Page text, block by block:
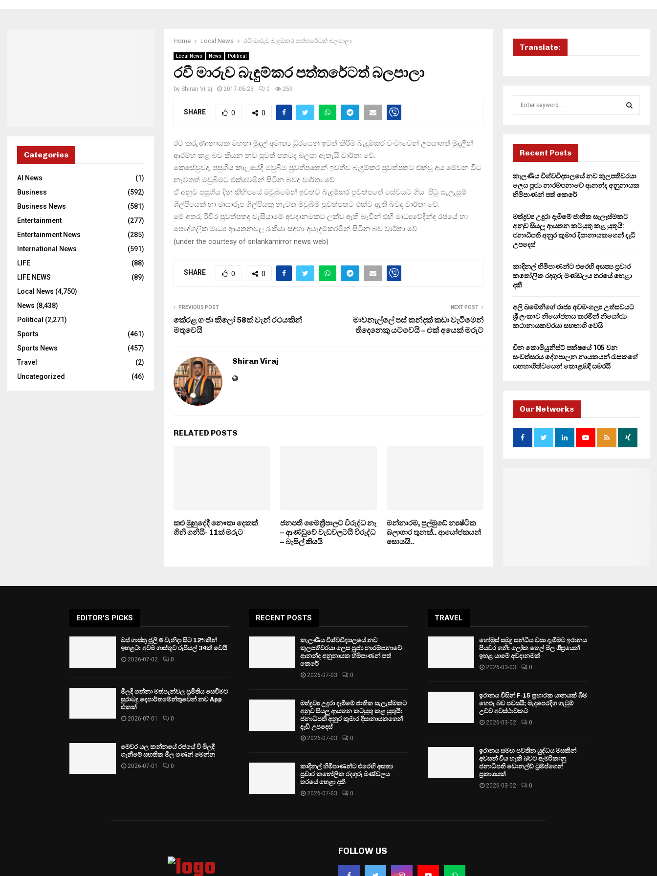
Home Local News රවී මාරුව බැඳුම්කර පත්තරේටත් බලපාලා
Local News News Political
රවී මාරුව බැඳුම්කර පත්තරේටත් බලපාලා
by Shiran Viraj 2017-05-23 0 259
SHARE 0 0
රවී කරුණානායක මහතා මුදල් අමාත්‍ය ධූරයෙන් ඉවත් කිරීම බැඳුම්කර වංචාවෙන් උපයාගත් මුදලින්
ආරම්භ කළ බව කියන නව පුවත් පතටද බලපා ඇතැයි වාර්තා වේ.
කෙසේවුවද, පසුගිය කාලයේදී මවුබිම පුවත්පතෙන් ඉවත්ව බැඳුම්කර පුවත්පතට එක්වූ අය මේවන විට
නැවතත් මවුබිමට එක්වෙමින් සිටින බවද වාර්තා වේ.
ඒ අනුව පසුගිය දින කිහිපයේ මවුබිමෙන් ඉවත්ව බැඳුම්කර පුවත්පතේ සේවයට ගිය පිටු සැලැසුම්
ශිල්පියෙක් හා ඡායාරූප ශිල්පියකු නැවත මවුබිම පුවත්පතට එක්ව ඇති බවද වාර්තා වේ.
මේ අතර, රිවිර පුවත්පතද වැසීයාමේ අවදානමකට ලක්ව ඇති බැවින් එහි මාධ්‍යවේදීන්ද රජයේ හා
පෞද්ගලික මාධ්‍ය ආයතනවල රැකියා සඳහා අයැදුම්කරමින් සිටින බව වාර්තා වේ.
(under the courtesy of srilankamirror news web)
SHARE 0 0
PREVIOUS POST
කේරළ ගංජා කිලෝ 58ක් වැන් රථයකින්
මතුවෙයි
NEXT POST
මාවනැල්ලේ පස් කන්දක් කඩා වැටීමෙන්
තිදෙනෙකු යටවෙයි – එක් අයෙක් මරුට
Shiran Viraj
RELATED POSTS
කළු මුහුදේදී නෞකා දෙකක්
ගිනි ගනියි- 11ක් මරුට
ජනපති මෛත්‍රීපාලට විරුද්ධ නෑ
– ආණ්ඩුවේ වැඩවලටයි විරුද්ධ
– බැසිල් කියයි
මන්නාරම, පුල්මුඩේ න්‍යෂ්ටික
බලාගාර තුනක්.. ආයෝජකයන්
සොයයි..
Categories
AI News
(1)
Business
(592)
Business News
(581)
Entertainment
(277)
Entertainment News
(285)
International News
(591)
LIFE
(88)
LIFE NEWS
(89)
Local News (4,750)
News (8,438)
Political (2,271)
Sports
(461)
Sports News
(457)
Travel
(2)
Uncategorized
(46)
Translate:
f
r
:
R
Recent Posts
කැලණිය විශ්වවිද්‍යාලයේ නව කුලපතිවරයා
ලෙස පූජ්‍ය නාරම්පනාවේ ආනන්ද අනුනායක
හිමිපාණන් පත් කෙරේ
මත්ද්‍රව්‍ය උදුරා දැමීමේ ජාතික සැලැස්මකට
අනුව සියලු ආයතන කටයුතු කළ යුතුයි:
ජනාධිපති අනුර කුමාර දිසානායකගෙන් දැඩි
උපදෙස්
කාදිනල් හිමිපාණන්ට එරෙහි අසත්‍ය ප්‍රචාර
කතෝලික රදගුරු මණ්ඩලය තරයේ හෙළා
දකී
අලි ඛමේනිගේ රාජ්‍ය අවමංගල්‍ය උත්සවයට
ශ්‍රී ලංකාව නියෝජනය කරමින් නියෝජ්‍ය
කථානායකවරයා සහභාගි වෙයි
චීන කොමියුනිස්ට් පක්ෂයේ 105 වන
සංවත්සරය දේශපාලන නායකයන් රැසකගේ
සහභාගිත්වයෙන් කොළඹදී සමරයි
Our Networks
EDITOR'S PICKS
බස් ගාස්තු ජූලි 6 වැනිදා සිට 12%කින්
ඉහළට: අවම ගාස්තුව රුපියල් 34ක් වෙයි
2026-07-02 0
මිලදී ගන්නා මත්පැන්වල ප්‍රමිතිය සෙවීමට
සුරාබදු දෙපාර්තමේන්තුවෙන් නව App
එකක්
2026-07-01 0
මෙවර යල කන්නයේ රජයේ වී මිලදී
ගැනීමේ සහතික මිල ගණන් මෙන්න
2026-07-01 0
RECENT POSTS
කැලණිය විශ්වවිද්‍යාලයේ නව
කුලපතිවරයා ලෙස පූජ්‍ය නාරම්පනාවේ
ආනන්ද අනුනායක හිමිපාණන් පත්
කෙරේ
2026-07-03 0
මත්ද්‍රව්‍ය උදුරා දැමීමේ ජාතික සැලැස්මකට
අනුව සියලු ආයතන කටයුතු කළ යුතුයි:
ජනාධිපති අනුර කුමාර දිසානායකගෙන්
දැඩි උපදෙස්
2026-07-03 0
කාදිනල් හිමිපාණන්ට එරෙහි අසත්‍ය
ප්‍රචාර කතෝලික රදගුරු මණ්ඩලය
තරයේ හෙළා දකී
2026-07-03 0
TRAVEL
හෝමුස් සමුද්‍ර සන්ධිය වසා දැමීමට ඉරානය
පියවර ගනී: ලෝක තෙල් මිල ශීඝ්‍රයෙන්
ඉහළ යාමේ අවදානමක්
2026-03-03 0
ඉරානය විසින් F-15 ප්‍රහාරක යානයක් බිම
හෙළූ බව පවසයි; මැදපෙරදිග ගැටුම්
උච්ච අවස්ථාවකට
2026-03-02 0
ඉරානය සමඟ පවතින යුද්ධය මසකින්
අවසන් විය හැකි බවට ඇමරිකානු
ජනාධිපති ඩොනල්ඩ් ට්‍රම්ප්ගෙන්
ප්‍රකාශයක්
2026-03-02 0
FOLLOW US